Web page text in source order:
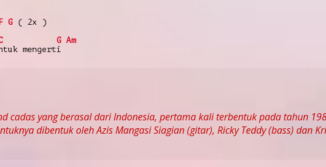
F G ( 2x )
G Am
mengerti
cadas yang berasal dari Indonesia, pertama kali terbentuk pada tahun
dibentuk oleh Azis Mangasi Siagian (gitar), Ricky Teddy (bass) dan